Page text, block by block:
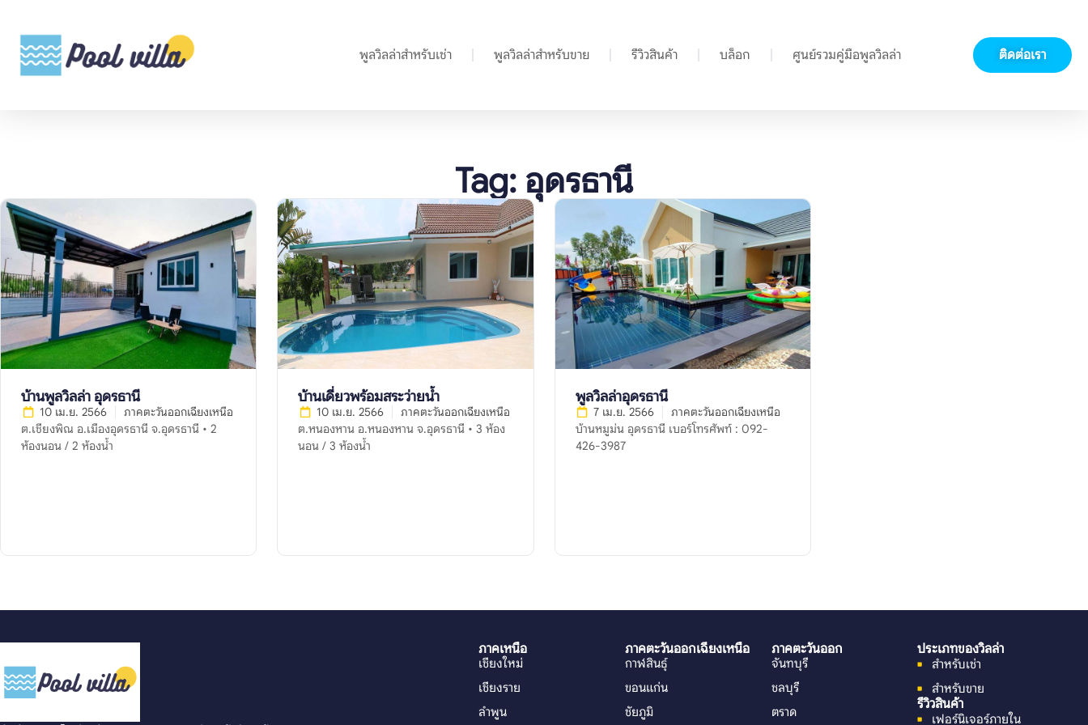
พูลวิลล่าสำหรับเช่า พูลวิลล่าสำหรับขาย รีวิวสินค้า บล็อก ศูนย์รวมคู่มือพูลวิลล่า ติดต่อเรา
Tag: อุดรธานี
บ้านพูลวิลล่า อุดรธานี
10 เม.ย. 2566
ภาคตะวันออกเฉียงเหนือ
ต.เชียงพิณ อ.เมืองอุดรธานี จ.อุดรธานี • 2
ห้องนอน / 2 ห้องน้ำ
บ้านเดี่ยวพร้อมสระว่ายน้ำ
10 เม.ย. 2566
ภาคตะวันออกเฉียงเหนือ
ต.หนองหาน อ.หนองหาน จ.อุดรธานี • 3 ห้อง
นอน / 3 ห้องน้ำ
พูลวิลล่าอุดรธานี
7 เม.ย. 2566
ภาคตะวันออกเฉียงเหนือ
บ้านหมูม่น อุดรธานี เบอร์โทรศัพท์ : 092-
426-3987
ภาคเหนือ
เชียงใหม่
เชียงราย
ลำพูน
ภาคตะวันออกเฉียงเหนือ
กาฬสินธุ์
ขอนแก่น
ชัยภูมิ
ภาคตะวันออก
จันทบุรี
ชลบุรี
ตราด
ประเภทของวิลล่า
สำหรับเช่า
สำหรับขาย
รีวิวสินค้า
เฟอร์นิเจอร์ภายใน